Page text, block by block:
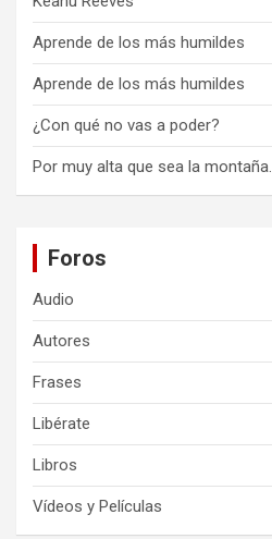
Aprende de los más humildes
Aprende de los más humildes
¿Con qué no vas a poder?
Por muy alta que sea la montaña.
Foros
Audio
Autores
Frases
Libérate
Libros
Vídeos y Películas